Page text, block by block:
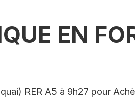
EN
RER A5 à 9h27 pour